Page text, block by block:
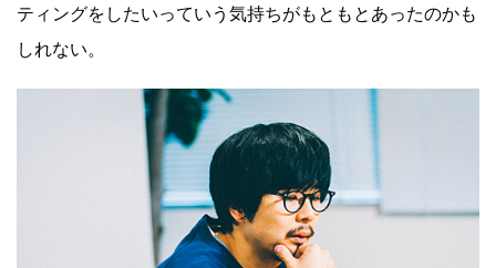
ティングをしたいっていう気持ちがもともとあったのかも
しれない。